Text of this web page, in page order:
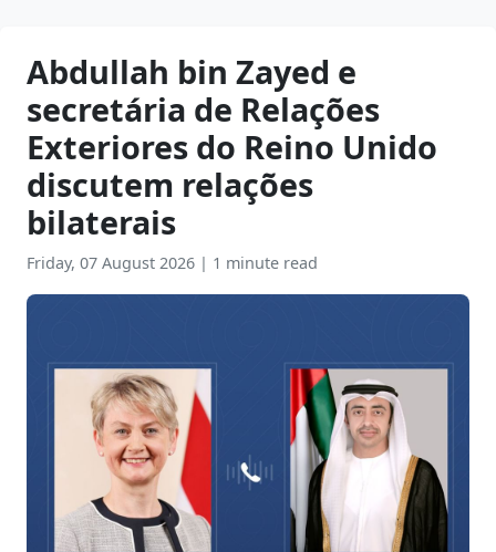
Abdullah bin Zayed e
secretária de Relações
Exteriores do Reino Unido
discutem relações
bilaterais
Friday, 07 August 2026 | 1 minute read